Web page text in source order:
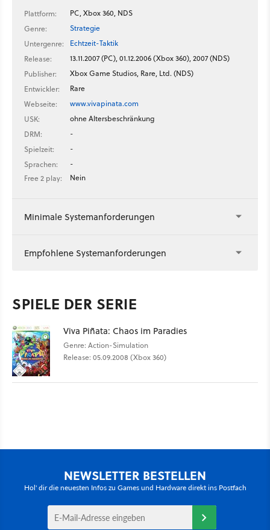
Plattform:
PC, Xbox 360, NDS
Genre:
Strategie
Untergenre:
Echtzeit-Taktik
Release:
13.11.2007 (PC), 01.12.2006 (Xbox 360), 2007 (NDS)
Publisher:
Xbox Game Studios, Rare, Ltd. (NDS)
Entwickler:
Rare
Webseite:
www.vivapinata.com
USK:
ohne Altersbeschränkung
DRM:
-
Spielzeit:
-
Sprachen:
-
Free 2 play:
Nein
Minimale Systemanforderungen
Empfohlene Systemanforderungen
SPIELE DER SERIE
Viva Piñata: Chaos im Paradies
Genre: Action-Simulation
Release: 05.09.2008 (Xbox 360)
NEWSLETTER BESTELLEN
Hol' dir die neuesten Infos zu Games und Hardware direkt ins Postfach